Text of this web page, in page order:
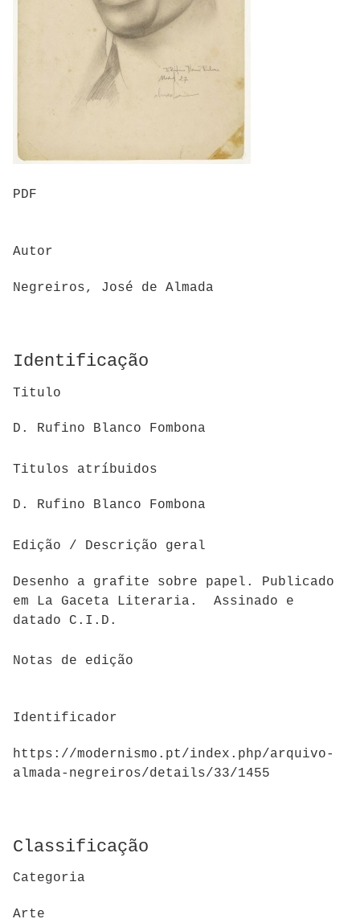
PDF
Autor
Negreiros, José de Almada
Identificação
Titulo
D. Rufino Blanco Fombona
Titulos atríbuidos
D. Rufino Blanco Fombona
Edição / Descrição geral
Desenho a grafite sobre papel. Publicado
em La Gaceta Literaria. Assinado e
datado C.I.D.
Notas de edição
Identificador
https://modernismo.pt/index.php/arquivo-
almada-negreiros/details/33/1455
Classificação
Categoria
Arte